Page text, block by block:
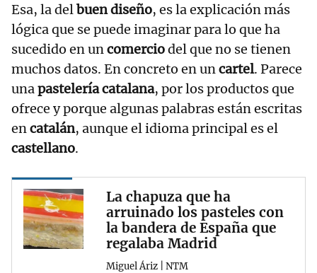
Esa, la delbuen diseño, es la explicación más
lógica que se puede imaginar para lo que ha
sucedido en uncomerciodel que no se tienen
muchos datos. En concreto en uncartel. Parece
unapastelería catalana, por los productos que
ofrece y porque algunas palabras están escritas
encatalán, aunque el idioma principal es el
castellano.
La chapuza que ha
arruinado los pasteles con
la bandera de España que
regalaba Madrid
Miguel Áriz | NTM